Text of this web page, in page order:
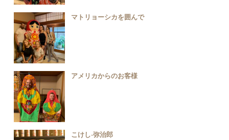
マトリョーシカを囲んで
アメリカからのお客様
こけし-弥治郎